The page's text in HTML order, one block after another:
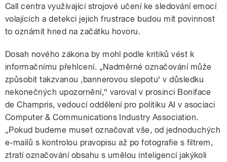
Call centra využívající strojové učení ke sledování emocí
volajících a detekci jejich frustrace budou mít povinnost
to oznámit hned na začátku hovoru.
Dosah nového zákona by mohl podle kritiků vést k
informačnímu přehlcení. „Nadměrné označování může
způsobit takzvanou ‚bannerovou slepotu‘ v důsledku
nekonečných upozornění,“ varoval v prosinci Boniface
de Champris, vedoucí oddělení pro politiku AI v asociaci
Computer & Communications Industry Association.
„Pokud budeme muset označovat vše, od jednoduchých
e-mailů s kontrolou pravopisu až po fotografie s filtrem,
ztratí označování obsahu s umělou inteligencí jakýkoli